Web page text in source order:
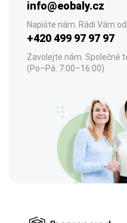
info@eobaly.cz
Napište nám. Rádi Vám
+420 499 97 97 97
Zavolejte nám. Společně
(Po–Pá: 7:00–16:00)